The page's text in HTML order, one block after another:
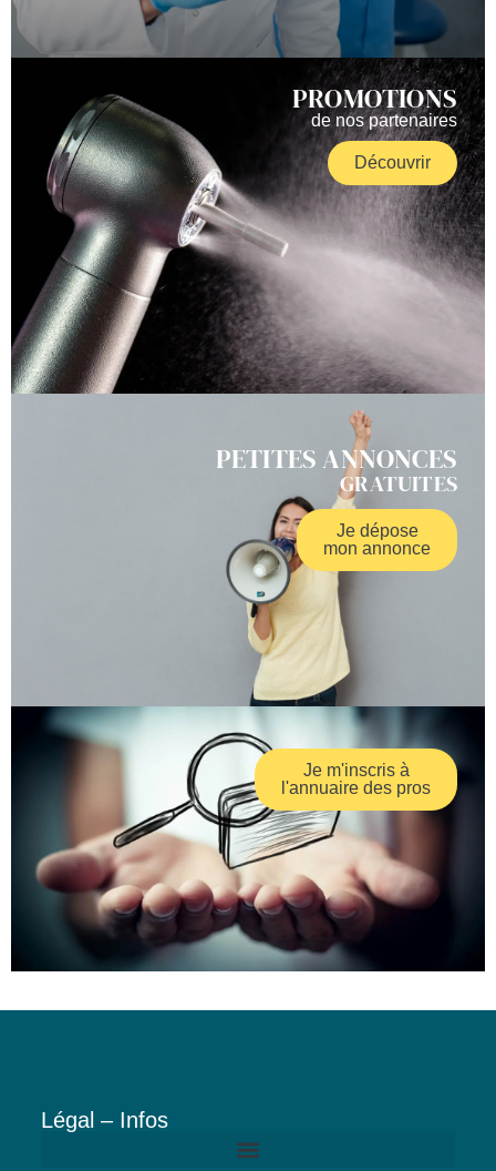
PROMOTIONS
de nos partenaires
Découvrir
PETITES ANNONCES
GRATUITES
Je dépose
mon annonce
Je m'inscris à
l'annuaire des pros
Légal – Infos